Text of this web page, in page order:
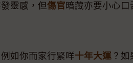
靈感，但傷官暗藏亦要小心
如你而家行緊咩十年大運 ？